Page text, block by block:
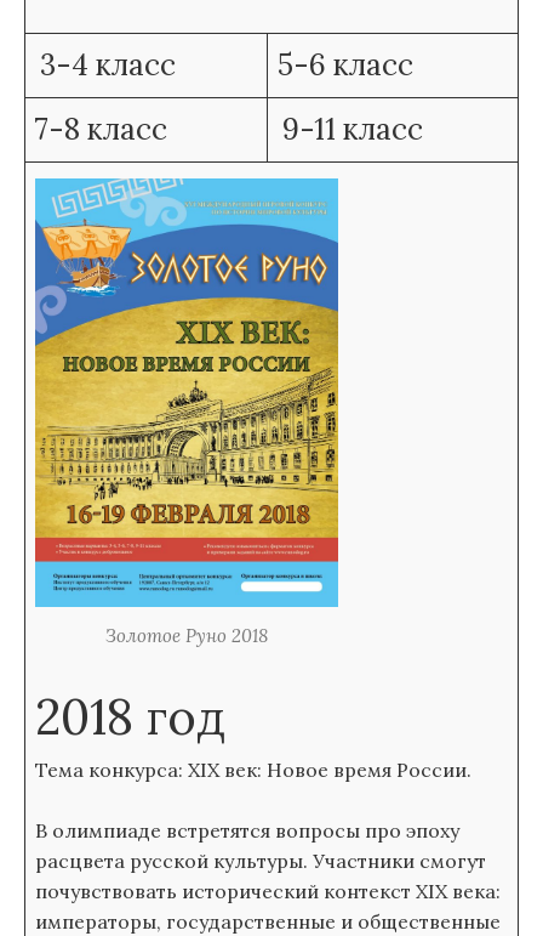
3-4 класс
5-6 класс
7-8 класс
9-11 класс
Золотое Руно 2018
2018 год
Тема конкурса: XIX век: Новое время России.
В олимпиаде встретятся вопросы про эпоху
расцвета русской культуры. Участники смогут
почувствовать исторический контекст XIX века:
императоры, государственные и общественные